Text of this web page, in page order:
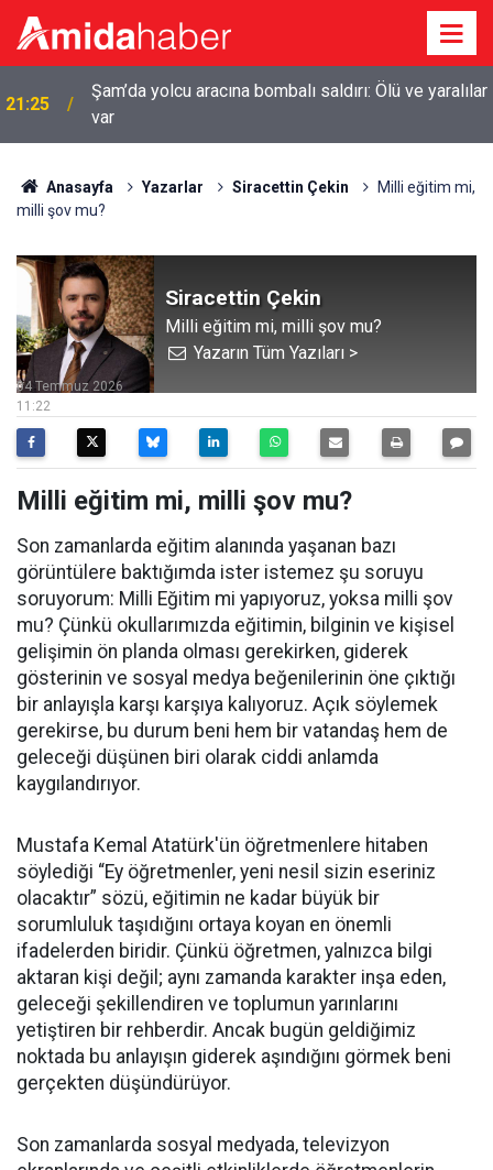
20:44 Diyarbakır’da sulama kanalına giren genç boğuldu
Anasayfa Yazarlar Siracettin Çekin
Milli eğitim mi,
milli şov mu?
Siracettin Çekin
Milli eğitim mi, milli şov mu?
Yazarın Tüm Yazıları >
11:22
04 Temmuz 2026
Milli eğitim mi, milli şov mu?
Son zamanlarda eğitim alanında yaşanan bazı
görüntülere baktığımda ister istemez şu soruyu
soruyorum: Milli Eğitim mi yapıyoruz, yoksa milli şov
mu? Çünkü okullarımızda eğitimin, bilginin ve kişisel
gelişimin ön planda olması gerekirken, giderek
gösterinin ve sosyal medya beğenilerinin öne çıktığı
bir anlayışla karşı karşıya kalıyoruz. Açık söylemek
gerekirse, bu durum beni hem bir vatandaş hem de
geleceği düşünen biri olarak ciddi anlamda
kaygılandırıyor.
Mustafa Kemal Atatürk'ün öğretmenlere hitaben
söylediği “Ey öğretmenler, yeni nesil sizin eseriniz
olacaktır” sözü, eğitimin ne kadar büyük bir
sorumluluk taşıdığını ortaya koyan en önemli
ifadelerden biridir. Çünkü öğretmen, yalnızca bilgi
aktaran kişi değil; aynı zamanda karakter inşa eden,
geleceği şekillendiren ve toplumun yarınlarını
yetiştiren bir rehberdir. Ancak bugün geldiğimiz
noktada bu anlayışın giderek aşındığını görmek beni
gerçekten düşündürüyor.
Son zamanlarda sosyal medyada, televizyon